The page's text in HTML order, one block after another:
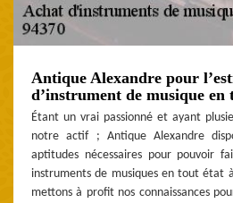
Antique Alexandre pour
d’instrument de musique en
Étant un vrai passionné et ayant
notre actif ; Antique Alexandre
aptitudes nécessaires pour pouvoir
instruments de musiques en tout état
mettons à profit nos connaissances